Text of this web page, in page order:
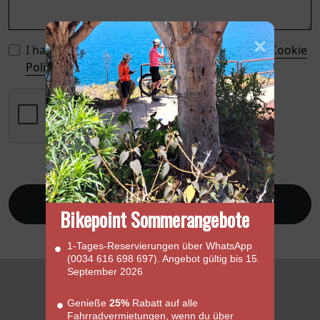
I have read and accept thePrivacy Policy, theCookie
Policy, and theLegal Notice.
Send
Bikepoint Sommerangebote
1‑Tages‑Reservierungen über WhatsApp
(0034 616 698 697). Angebot gültig bis 15.
September 2026
Genieße 25% Rabatt auf alle
Fahrradvermietungen, wenn du über